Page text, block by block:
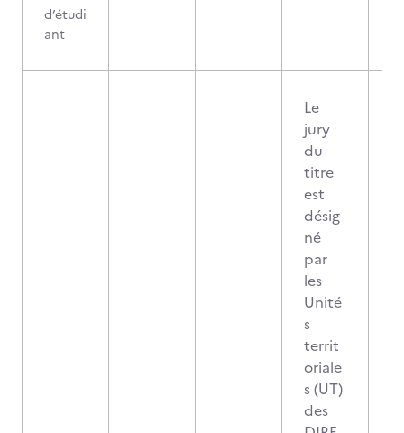
d’étudi
ant
Le
jury
du
titre
est
désig
né
par
les
Unité
s
territ
oriale
s (UT)
des